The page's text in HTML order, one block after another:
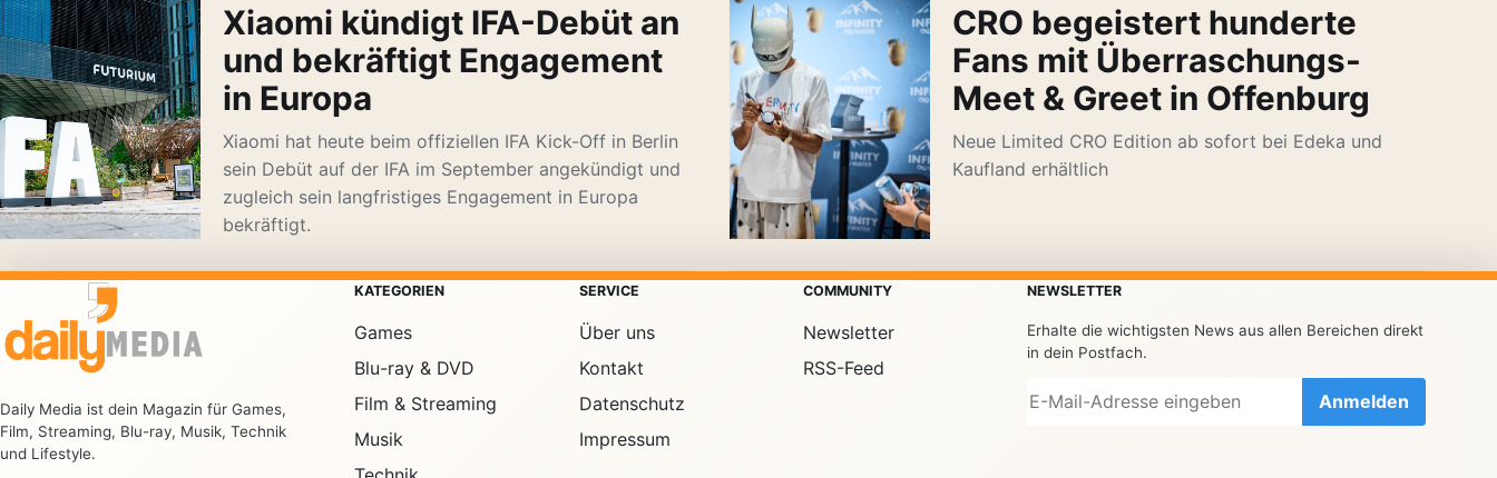
Xiaomi kündigt IFA-Debüt an
und bekräftigt Engagement
in Europa
Xiaomi hat heute beim offiziellen IFA Kick-Off in Berlin
sein Debüt auf der IFA im September angekündigt und
zugleich sein langfristiges Engagement in Europa
bekräftigt.
CRO begeistert hunderte
Fans mit Überraschungs-
Meet & Greet in Offenburg
Neue Limited CRO Edition ab sofort bei Edeka und
Kaufland erhältlich
Daily Media ist dein Magazin für Games,
Film, Streaming, Blu-ray, Musik, Technik
und Lifestyle.
KATEGORIEN
Games
Blu-ray & DVD
Film & Streaming
Musik
SERVICE
Über uns
Kontakt
Datenschutz
Impressum
COMMUNITY
Newsletter
RSS-Feed
NEWSLETTER
Erhalte die wichtigsten News aus allen Bereichen direkt
in dein Postfach.
Anmelden